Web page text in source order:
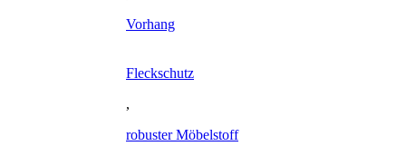
Vorhang
Fleckschutz
,
robuster Möbelstoff